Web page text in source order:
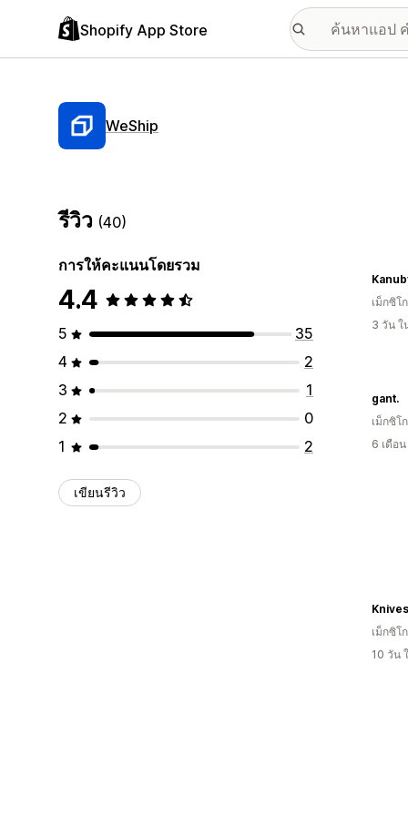
Shopify App Store
WeShip
รีวิว (40)
การให้คะแนนโดยรวม
4.4
5
35
4
2
3
1
2
0
1
2
เขียนรีวิว
เม็กซิโก
3 วัน ใ
gant.
เม็กซิโก
6 เดือ
เม็กซิโก
10 วัน